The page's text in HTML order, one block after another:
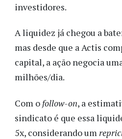
investidores.
A liquidez já chegou a
mas desde que a Actis
capital, a ação negocia
milhões/dia.
Com o follow-on, a
sindicato é que essa
5x, considerando um